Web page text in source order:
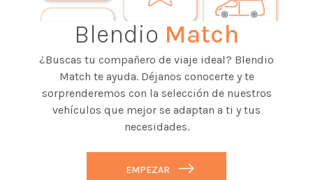
Blendio Match
¿Buscas tu compañero de viaje ideal? Blendio
Match te ayuda. Déjanos conocerte y te
sorprenderemos con la selección de nuestros
vehículos que mejor se adaptan a ti y tus
necesidades.
EMPEZAR